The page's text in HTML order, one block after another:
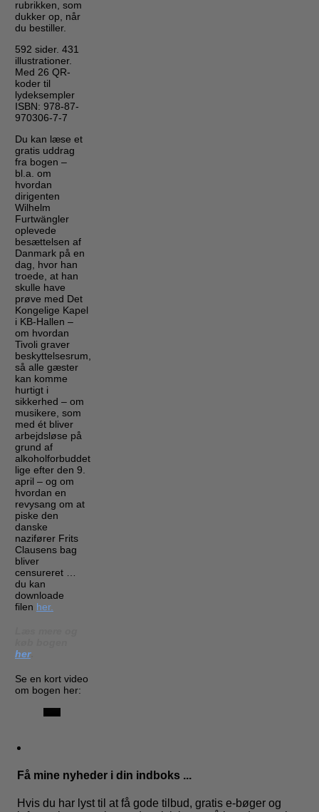
rubrikken, som
dukker op, når
du bestiller.
592 sider. 431
illustrationer.
Med 26 QR-
koder til
lydeksempler
ISBN: 978-87-
970306-7-7
Du kan læse et
gratis uddrag
fra bogen –
bl.a. om
hvordan
dirigenten
Wilhelm
Furtwängler
oplevede
besættelsen af
Danmark på en
dag, hvor han
troede, at han
skulle have
prøve med Det
Kongelige Kapel
i KB-Hallen –
om hvordan
Tivoli graver
beskyttelsesrum,
så alle gæster
kan komme
hurtigt i
sikkerhed – om
musikere, som
med ét bliver
arbejdsløse på
grund af
alkoholforbuddet
lige efter den 9.
april – og om
hvordan en
revysang om at
piske den
danske
nazifører Frits
Clausens bag
bliver
censureret …
du kan
downloade
filen her.
her.
Se en kort video
om bogen her:
Få mine nyheder i din indboks ...
Hvis du har lyst til at få gode tilbud, gratis e-bøger og